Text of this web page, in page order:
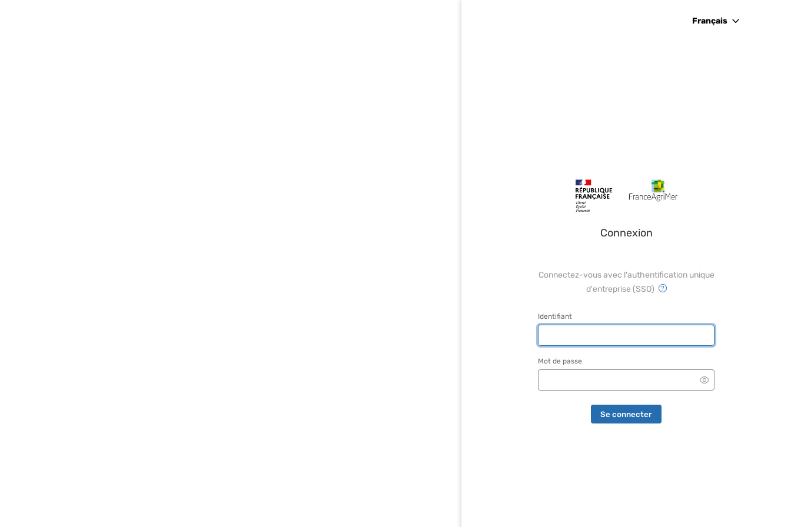
Français
Connexion
Connectez-vous avec l'authentification unique
d'entreprise (SSO)
Identifiant
Mot de passe
Se connecter